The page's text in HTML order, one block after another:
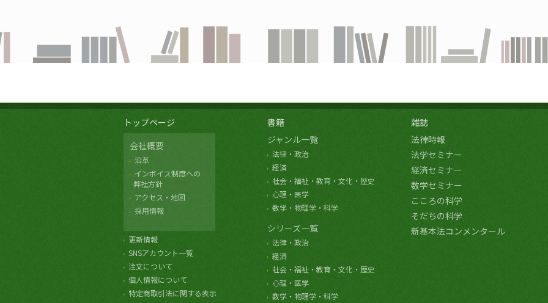
トップページ
会社概要
沿革
インボイス制度への
弊社方針
アクセス・地図
採用情報
更新情報
SNSアカウント一覧
注文について
個人情報について
特定商取引法に関する表示
書籍
ジャンル一覧
法律・政治
経済
社会・福祉・教育・文化・歴史
心理・医学
数学・物理学・科学
シリーズ一覧
法律・政治
経済
社会・福祉・教育・文化・歴史
心理・医学
数学・物理学・科学
雑誌
法律時報
法学セミナー
経済セミナー
数学セミナー
こころの科学
そだちの科学
新基本法コンメンタール